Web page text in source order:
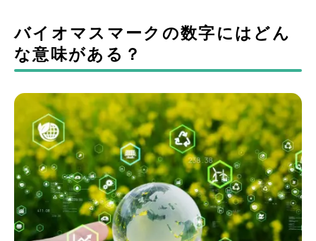
バイオマスマークの数字にはどん
な意味がある？